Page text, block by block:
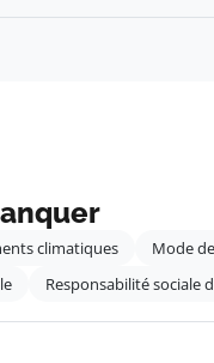
climatiques
Mode
Responsabilité sociale